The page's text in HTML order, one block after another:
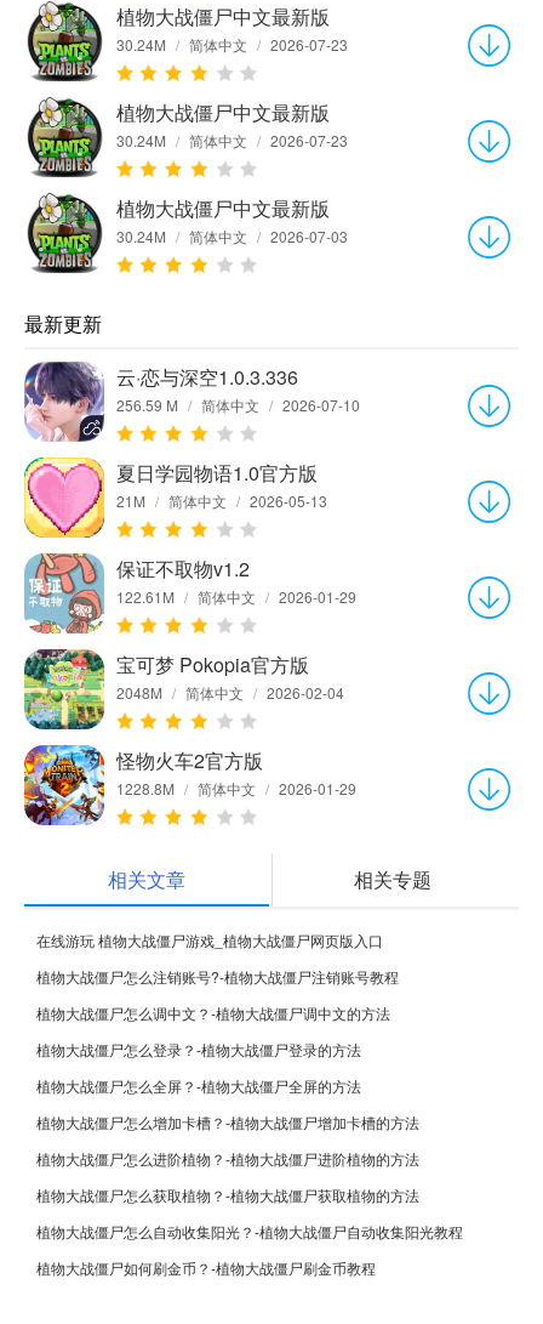
植物大战僵尸中文最新版
30.24M / 简体中文 / 2026-07-23
植物大战僵尸中文最新版
30.24M / 简体中文 / 2026-07-23
植物大战僵尸中文最新版
30.24M / 简体中文 / 2026-07-03
最新更新
云·恋与深空1.0.3.336
256.59 M / 简体中文 / 2026-07-10
夏日学园物语1.0官方版
21M / 简体中文 / 2026-05-13
保证不取物v1.2
122.61M / 简体中文 / 2026-01-29
宝可梦 Pokopia官方版
2048M / 简体中文 / 2026-02-04
怪物火车2官方版
1228.8M / 简体中文 / 2026-01-29
相关文章 相关专题
在线游玩 植物大战僵尸游戏_植物大战僵尸网页版入口
植物大战僵尸怎么注销账号?-植物大战僵尸注销账号教程
植物大战僵尸怎么调中文？-植物大战僵尸调中文的方法
植物大战僵尸怎么登录？-植物大战僵尸登录的方法
植物大战僵尸怎么全屏？-植物大战僵尸全屏的方法
植物大战僵尸怎么增加卡槽？-植物大战僵尸增加卡槽的方法
植物大战僵尸怎么进阶植物？-植物大战僵尸进阶植物的方法
植物大战僵尸怎么获取植物？-植物大战僵尸获取植物的方法
植物大战僵尸怎么自动收集阳光？-植物大战僵尸自动收集阳光教程
植物大战僵尸如何刷金币？-植物大战僵尸刷金币教程